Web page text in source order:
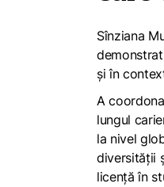
Sînziana
și în
A
lungul
la nivel
diversității
licență în